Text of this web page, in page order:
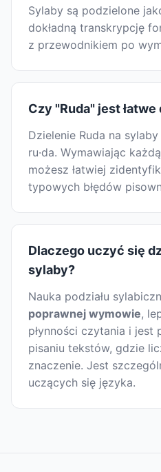
Sylaby są podzielone
dokładną transkrypcję
z przewodnikiem po
Czy "Ruda" jest
Dzielenie Ruda na
ru·da. Wymawiając
możesz łatwiej
typowych błędów
Dlaczego uczyć się
sylaby?
Nauka podziału
poprawnej wymowie,
płynności czytania i jest
pisaniu tekstów, gdzie
znaczenie. Jest
uczących się języka.